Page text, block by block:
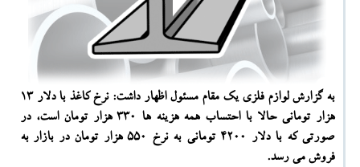
به گزارش لوازم فلزی یك مقام مسئول اظهار داشت: نرخ كاغذ با دلار ۱۳
هزار تومانی حالا با احتساب همه هزینه ها ۳۳۰ هزار تومان است، در
صورتی كه با دلار ۴۲۰۰ تومانی به نرخ ۵۵۰ هزار تومان در بازار به
فروش می رسد.